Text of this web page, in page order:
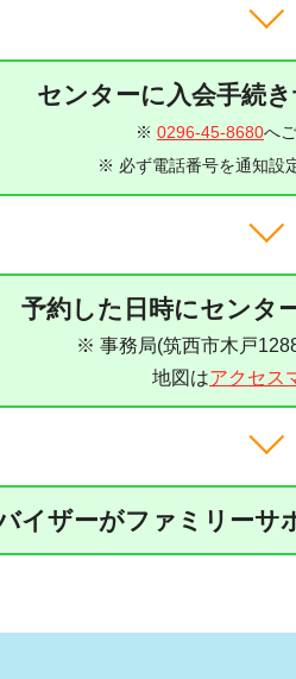
センターに入会手続
※ 0296-45-8680へ
※ 必ず電話番号を通知設
予約した日時にセンタ
※ 事務局(筑西市木戸
地図はアクセス
イザーがファミリーサ